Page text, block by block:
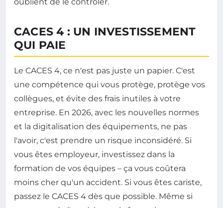
oublient de le contrôler.
CACES 4 : UN INVESTISSEMENT
QUI PAIE
Le CACES 4, ce n'est pas juste un papier. C'est
une compétence qui vous protège, protège vos
collègues, et évite des frais inutiles à votre
entreprise. En 2026, avec les nouvelles normes
et la digitalisation des équipements, ne pas
l'avoir, c'est prendre un risque inconsidéré. Si
vous êtes employeur, investissez dans la
formation de vos équipes – ça vous coûtera
moins cher qu'un accident. Si vous êtes cariste,
passez le CACES 4 dès que possible. Même si